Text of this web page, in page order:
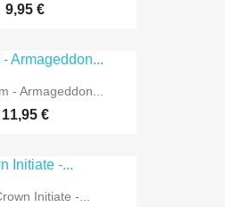
9,95 €
- Armageddon...
11,95 €
Initiate -...